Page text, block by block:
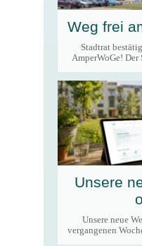
Weg frei
Stadtrat
AmperWoGe! Der
Unsere
Unsere neue
vergangenen